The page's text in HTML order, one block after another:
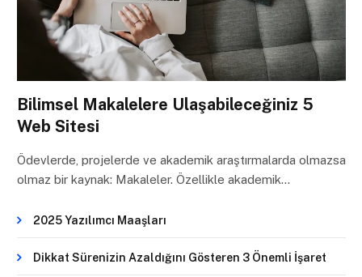
Bilimsel Makalelere Ulaşabileceğiniz 5
Web Sitesi
Ödevlerde, projelerde ve akademik araştırmalarda olmazsa
olmaz bir kaynak: Makaleler. Özellikle akademik…
2025 Yazılımcı Maaşları
Dikkat Sürenizin Azaldığını Gösteren 3 Önemli İşaret